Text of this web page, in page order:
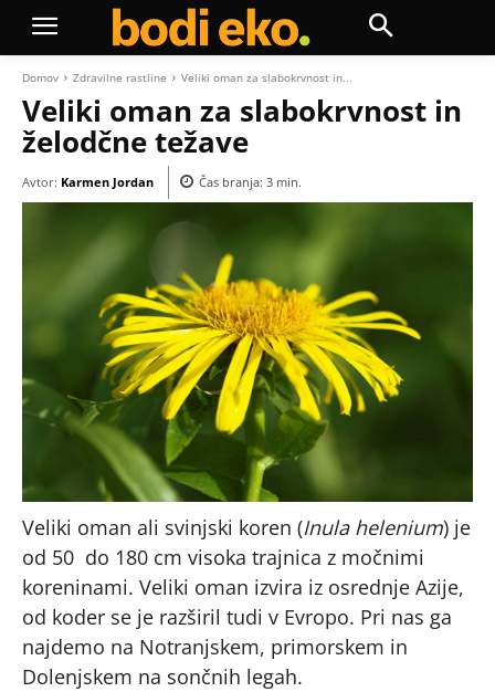
Domov Zdravilne rastline Veliki oman za slabokrvnost in...
Veliki oman za slabokrvnost in
želodčne težave
Avtor: Karmen Jordan Čas branja: 3 min.
Veliki oman ali svinjski koren (Inula helenium) je
od 50 do 180 cm visoka trajnica z močnimi
koreninami. Veliki oman izvira iz osrednje Azije,
od koder se je razširil tudi v Evropo. Pri nas ga
najdemo na Notranjskem, primorskem in
Dolenjskem na sončnih legah.